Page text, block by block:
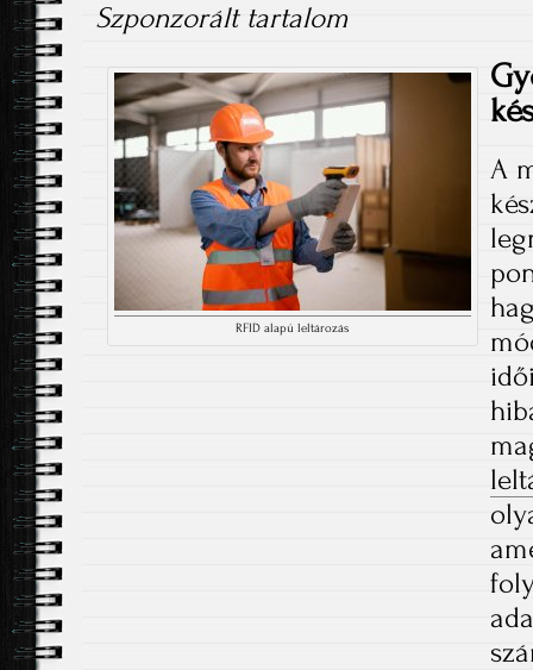
Szponzorált tartalom
RFID alapú leltározás
A